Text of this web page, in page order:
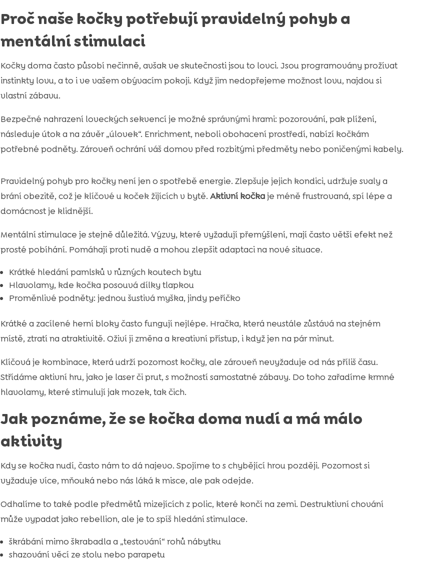
Proč naše kočky potřebují pravidelný pohyb a
mentální stimulaci
Kočky doma často působí nečinně, avšak ve skutečnosti jsou to lovci. Jsou programovány prožívat
instinkty lovu, a to i ve vašem obývacím pokoji. Když jim nedopřejeme možnost lovu, najdou si
vlastní zábavu.
Bezpečné nahrazení loveckých sekvencí je možné správnými hrami: pozorování, pak plížení,
následuje útok a na závěr „úlovek“. Enrichment, neboli obohacení prostředí, nabízí kočkám
potřebné podněty. Zároveň ochrání váš domov před rozbitými předměty nebo poničenými kabely.
Pravidelný pohyb pro kočky není jen o spotřebě energie. Zlepšuje jejich kondici, udržuje svaly a
brání obezitě, což je klíčové u koček žijících v bytě. Aktivní kočkaje méně frustrovaná, spí lépe a
domácnost je klidnější.
Mentální stimulace je stejně důležitá. Výzvy, které vyžadují přemýšlení, mají často větší efekt než
prosté pobíhání. Pomáhají proti nudě a mohou zlepšit adaptaci na nové situace.
Krátké hledání pamlsků v různých koutech bytu
Hlavolamy, kde kočka posouvá dílky tlapkou
Proměnlivé podněty: jednou šustivá myška, jindy peříčko
Krátké a zacílené herní bloky často fungují nejlépe. Hračka, která neustále zůstává na stejném
místě, ztratí na atraktivitě. Oživí ji změna a kreativní přístup, i když jen na pár minut.
Klíčová je kombinace, která udrží pozornost kočky, ale zároveň nevyžaduje od nás příliš času.
Střídáme aktivní hru, jako je laser či prut, s možností samostatné zábavy. Do toho zařadíme krmné
hlavolamy, které stimulují jak mozek, tak čich.
Jak poznáme, že se kočka doma nudí a má málo
aktivity
Kdy se kočka nudí, často nám to dá najevo. Spojíme to s chybějící hrou později. Pozornost si
vyžaduje více, mňouká nebo nás láká k misce, ale pak odejde.
Odhalíme to také podle předmětů mizejících z polic, které končí na zemi. Destruktivní chování
může vypadat jako rebellion, ale je to spíš hledání stimulace.
škrábání mimo škrabadla a „testování“ rohů nábytku
shazování věcí ze stolu nebo parapetu